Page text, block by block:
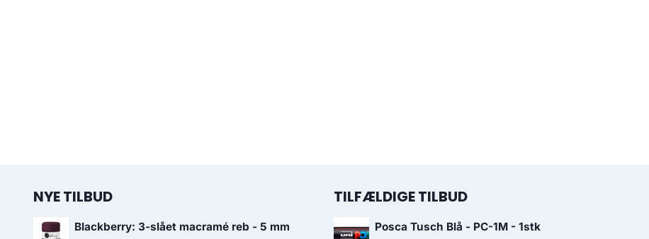
NYE TILBUD
Blackberry: 3-slået macramé reb - 5 mm
TILFÆLDIGE TILBUD
Posca Tusch Blå - PC-1M - 1stk